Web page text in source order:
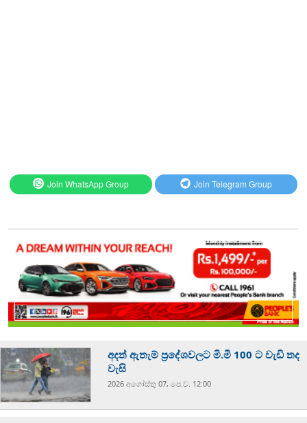
Join WhatsApp Group Join Telegram Group
අදත් ඇතැම් ප්‍රදේශවලට මි.මී 100 ට වැඩි තද
වැසි
2026 අගෝස්‍තු 07, පෙ.ව. 12:00